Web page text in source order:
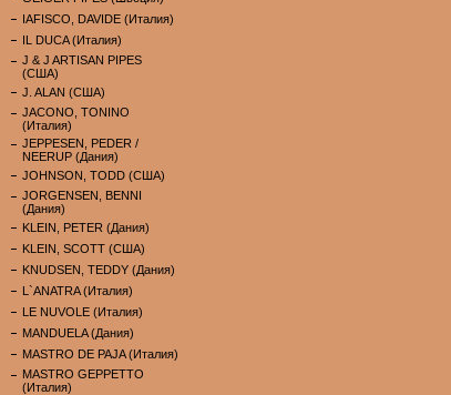
IAFISCO, DAVIDE (Италия)
IL DUCA (Италия)
J & J ARTISAN PIPES
(США)
J. ALAN (США)
JACONO, TONINO
(Италия)
JEPPESEN, PEDER /
NEERUP (Дания)
JOHNSON, TODD (США)
JORGENSEN, BENNI
(Дания)
KLEIN, PETER (Дания)
KLEIN, SCOTT (США)
KNUDSEN, TEDDY (Дания)
L`ANATRA (Италия)
LE NUVOLE (Италия)
MANDUELA (Дания)
MASTRO DE PAJA (Италия)
MASTRO GEPPETTO
(Италия)